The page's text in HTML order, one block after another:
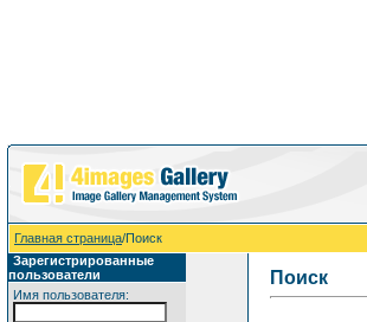
Главная страница/Поиск
Зарегистрированные
пользователи
Имя пользователя:
Поиск